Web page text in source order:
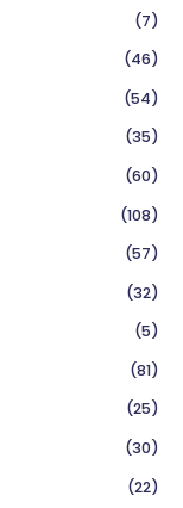
(7)
(46)
(54)
(35)
(60)
(108)
(57)
(32)
(5)
(81)
(25)
(30)
(22)